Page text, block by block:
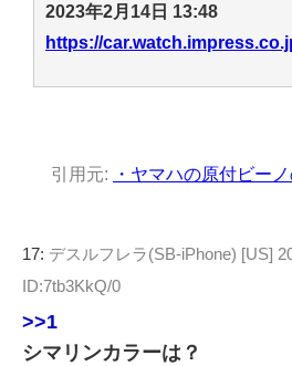
2023年2月14日 13:48
https://
引用元:
・ヤマハの原付ビー
17: デスルフレラ(SB-iPhone) [US]
ID:7tb3KkQ/0
>>1
シマリンカラーは？